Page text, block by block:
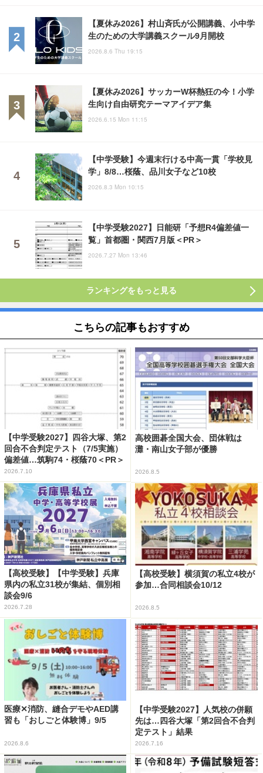
【夏休み2026】村山斉氏が公開講義、小中学
生のための大学講義スクール9月開校
2026.8.6 Thu 19:15
【夏休み2026】サッカーW杯熱狂の今！小学
生向け自由研究テーマアイデア集
2026.6.15 Mon 11:15
【中学受験】今週末行ける中高一貫「学校見
学」8/8…桜蔭、品川女子など10校
2026.8.3 Mon 10:15
【中学受験2027】日能研「予想R4偏差値一
覧」首都圏・関西7月版＜PR＞
2026.7.27 Mon 13:46
ランキングをもっと見る
こちらの記事もおすすめ
【中学受験2027】四谷大塚、第2
回合不合判定テスト（7/5実施）
偏差値…筑駒74・桜蔭70＜PR＞
2026.7.10
高校囲碁全国大会、団体戦は
灘・南山女子部が優勝
2026.8.5
【高校受験】【中学受験】兵庫
県内の私立31校が集結、個別相
談会9/6
2026.7.28
【高校受験】横須賀の私立4校が
参加…合同相談会10/12
2026.8.5
医療✕消防、縫合デモやAED講
習も「おしごと体験博」9/5
2026.8.6
【中学受験2027】人気校の併願
先は…四谷大塚「第2回合不合判
定テスト」結果
2026.7.16